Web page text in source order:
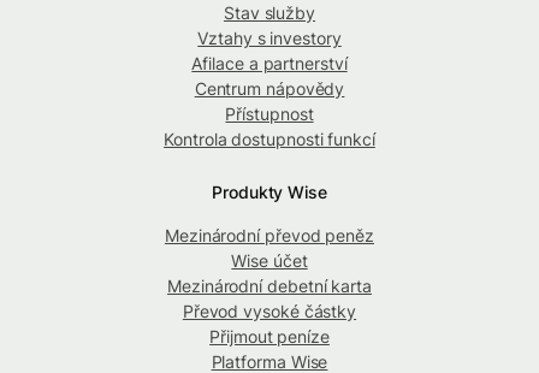
Stav služby
Vztahy s investory
Afilace a partnerství
Centrum nápovědy
Přístupnost
Kontrola dostupnosti funkcí
Produkty Wise
Mezinárodní převod peněz
Wise účet
Mezinárodní debetní karta
Převod vysoké částky
Přijmout peníze
Platforma Wise